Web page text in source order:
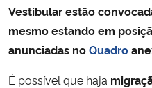
Vestibular estão
mesmo estando em
anunciadas noQuadro
É possível que haja